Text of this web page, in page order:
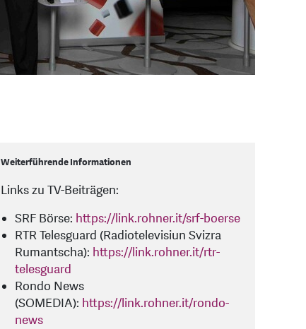
Weiterführende Informationen
Links zu TV-Beiträgen:
SRF Börse: https://link.rohner.it/srf-boerse
RTR Telesguard (Radiotelevisiun Svizra
Rumantscha): https://link.rohner.it/rtr-
telesguard
Rondo News
(SOMEDIA): https://link.rohner.it/rondo-
news